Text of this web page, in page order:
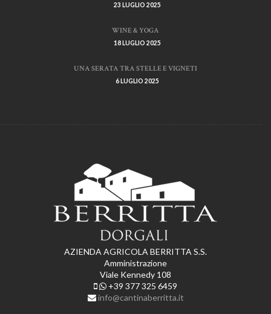
23 LUGLIO 2025
WINE & YOGA
18 LUGLIO 2025
UNA SERATA TRA STELLE E VIGNETI
6 LUGLIO 2025
AZIENDA AGRICOLA BERRITTA S.S.
Amministrazione
Viale Kennedy 108
+39 377 325 6459
info@cantinaberritta.it